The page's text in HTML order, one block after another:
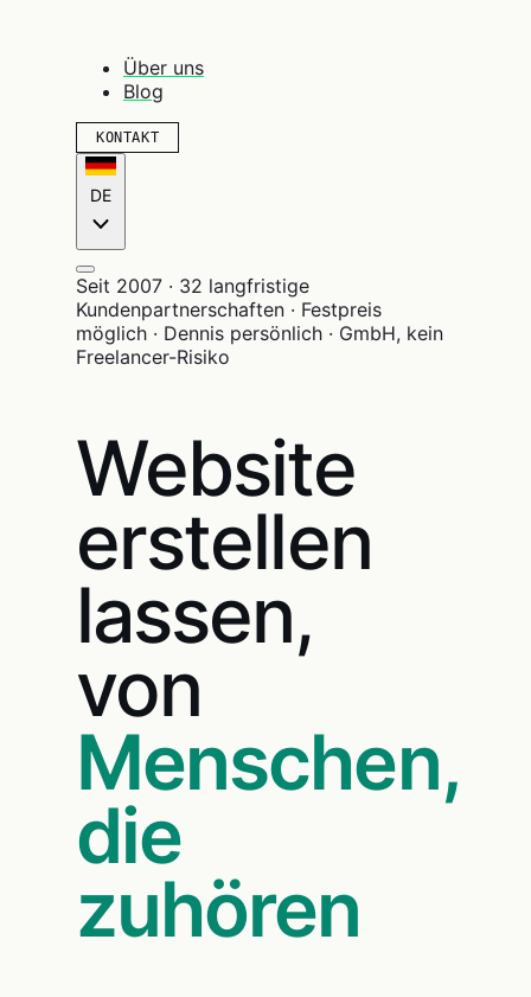
Über uns
Blog
KONTAKT
DE
Seit 2007 · 32 langfristige
Kundenpartnerschaften · Festpreis
möglich · Dennis persönlich · GmbH, kein
Freelancer-Risiko
Website
erstellen
lassen,
von
Menschen,
die
zuhören